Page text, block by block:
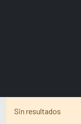
Sin resultados